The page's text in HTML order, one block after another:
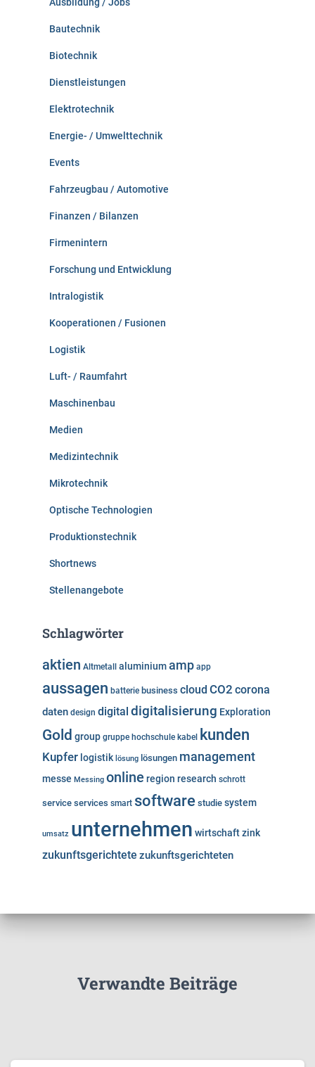
Ausbildung / Jobs
Bautechnik
Biotechnik
Dienstleistungen
Elektrotechnik
Energie- / Umwelttechnik
Events
Fahrzeugbau / Automotive
Finanzen / Bilanzen
Firmenintern
Forschung und Entwicklung
Intralogistik
Kooperationen / Fusionen
Logistik
Luft- / Raumfahrt
Maschinenbau
Medien
Medizintechnik
Mikrotechnik
Optische Technologien
Produktionstechnik
Shortnews
Stellenangebote
Schlagwörter
aktien Altmetall aluminiumamp app
aussagen batterie business cloud CO2 corona
daten design digital digitalisierung Exploration
Gold group gruppe hochschule kabel kunden
Kupfer logistik lösung lösungen management
messe Messing online region research schrott
service services smart software studie system
umsatz unternehmen wirtschaftzink
zukunftsgerichtete zukunftsgerichteten
Verwandte Beiträge